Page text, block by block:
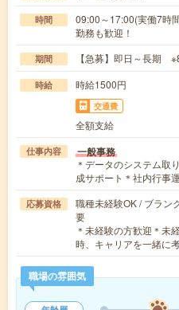
時間
09:00～17:00(実働7時
勤務も歓迎！
期間 【急募】即日～長期
時給 時給1500円
交通費
全額支給
仕事内容 一般事務
＊データのシステム取
成サポート＊社内行事
応募資格
職種未経験OK / ブラン
要
＊未経験の方歓迎＊未
時、キャリアを一緒に
職場の雰囲気